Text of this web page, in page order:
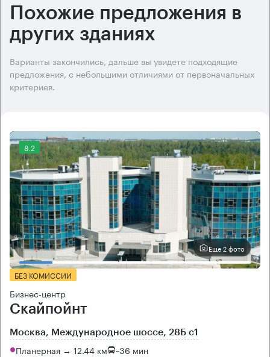
Похожие предложения в
других зданиях
Варианты закончились, дальше вы увидете подходящие
предложения, с небольшими отличиями от первоначальных
критериев.
8.2
Еще 2 фото
БЕЗ КОМИССИИ
Бизнес-центр
Скайпойнт
Москва, Международное шоссе, 28Б с1
Планерная → 12.44 км ~36 мин